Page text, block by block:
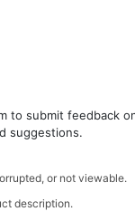
to submit feedback
suggestions.
or not viewable.
description.